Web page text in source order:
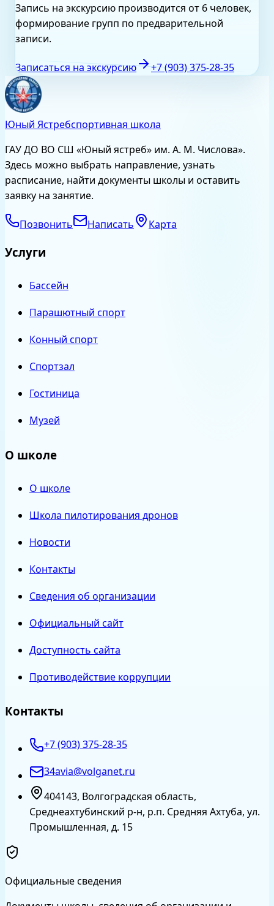
Запись на экскурсию производится от 6 человек,
формирование групп по предварительной
записи.
Записаться на экскурсию +7 (903) 375-28-35
Юный Ястребспортивная школа
ГАУ ДО ВО СШ «Юный ястреб» им. А. М. Числова».
Здесь можно выбрать направление, узнать
расписание, найти документы школы и оставить
заявку на занятие.
Позвонить Написать Карта
Услуги
Бассейн
Парашютный спорт
Конный спорт
Спортзал
Гостиница
Музей
О школе
О школе
Школа пилотирования дронов
Новости
Контакты
Сведения об организации
Официальный сайт
Доступность сайта
Противодействие коррупции
Контакты
+7 (903) 375-28-35
34avia@volganet.ru
404143, Волгоградская область,
Среднеахтубинский р-н, р.п. Средняя Ахтуба, ул.
Промышленная, д. 15
Официальные сведения